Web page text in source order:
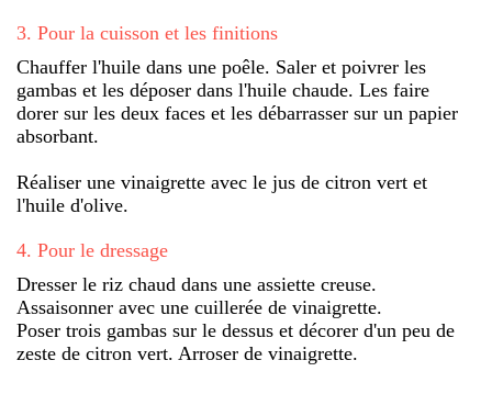
3. Pour la cuisson et les finitions
Chauffer l'huile dans une poêle. Saler et poivrer les
gambas et les déposer dans l'huile chaude. Les faire
dorer sur les deux faces et les débarrasser sur un papier
absorbant.
Réaliser une vinaigrette avec le jus de citron vert et
l'huile d'olive.
4. Pour le dressage
Dresser le riz chaud dans une assiette creuse.
Assaisonner avec une cuillerée de vinaigrette.
Poser trois gambas sur le dessus et décorer d'un peu de
zeste de citron vert. Arroser de vinaigrette.